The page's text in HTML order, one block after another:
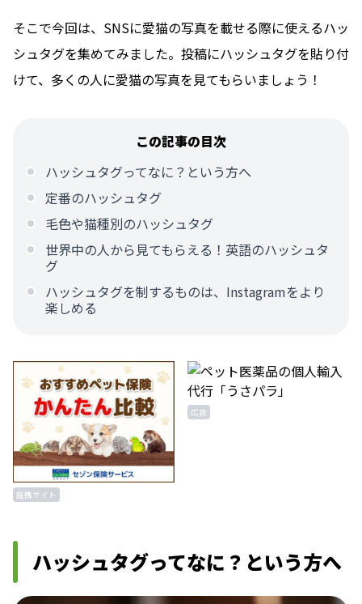
そこで今回は、SNSに愛猫の写真を載せる際に使えるハッ
シュタグを集めてみました。投稿にハッシュタグを貼り付
けて、多くの人に愛猫の写真を見てもらいましょう！
この記事の目次
ハッシュタグってなに？という方へ
定番のハッシュタグ
毛色や猫種別のハッシュタグ
世界中の人から見てもらえる！英語のハッシュタ
グ
ハッシュタグを制するものは、Instagramをより
楽しめる
提携サイト
広告
ハッシュタグってなに？という方へ